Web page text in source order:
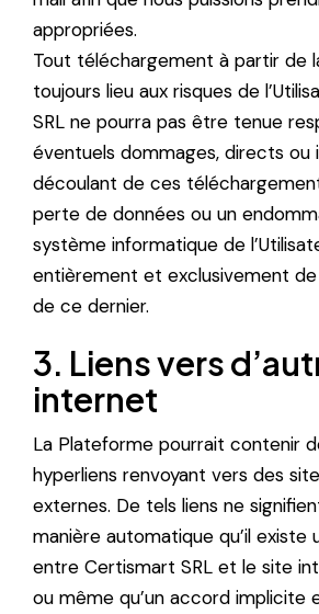
appropriées.
Tout téléchargement à partir de
toujours lieu aux risques de
SRL ne pourra pas être tenue
éventuels dommages, directs ou
découlant de ces
perte de données ou un
système informatique de
entièrement et exclusivement
de ce dernier.
3. Liens vers
internet
La Plateforme pourrait contenir
hyperliens renvoyant vers des
externes. De tels liens ne
manière automatique qu’il existe
entre Certismart SRL et le site
ou même qu’un accord implicite